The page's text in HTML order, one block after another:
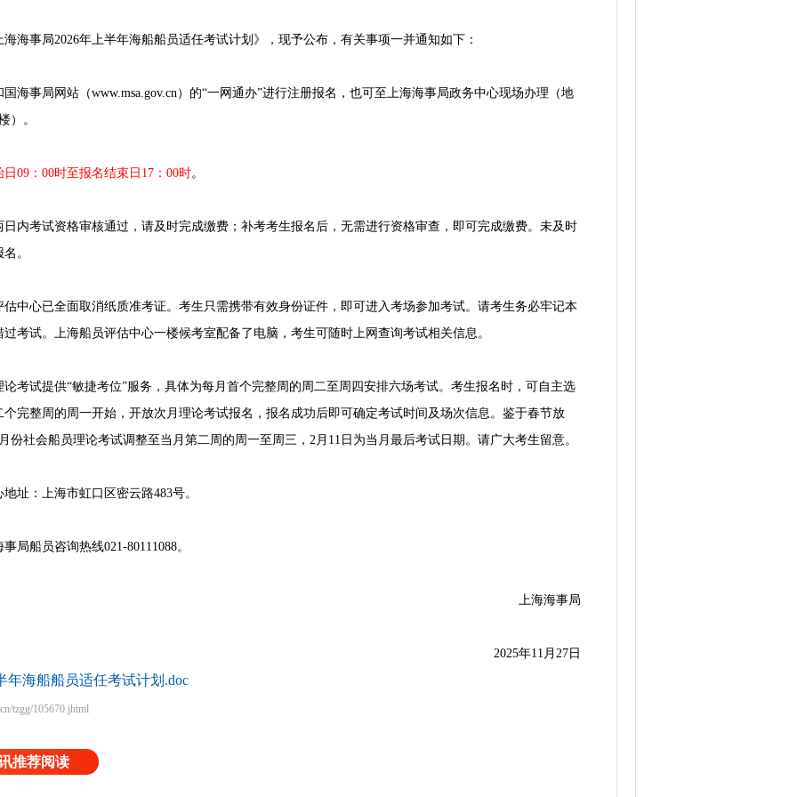
事局2026年上半年海船船员适任考试计划》，现予公布，有关事项一并通知如下：
事局网站（www.msa.gov.cn）的“一网通办”进行注册报名，也可至上海海事局政务中心现场办理（地
）。
日09：00时至报名结束日17：00时。
考试资格审核通过，请及时完成缴费；补考考生报名后，无需进行资格审查，即可完成缴费。未及时
。
心已全面取消纸质准考证。考生只需携带有效身份证件，即可进入考场参加考试。请考生务必牢记本
考试。上海船员评估中心一楼候考室配备了电脑，考生可随时上网查询考试相关信息。
试提供“敏捷考位”服务，具体为每月首个完整周的周二至周四安排六场考试。考生报名时，可自主选
完整周的周一开始，开放次月理论考试报名，报名成功后即可确定考试时间及场次信息。鉴于春节放
份社会船员理论考试调整至当月第二周的周一至周三，2月11日为当月最后考试日期。请广大考生留意。
：上海市虹口区密云路483号。
船员咨询热线021-80111088。
上海海事局
2025年11月27日
年海船船员适任考试计划.doc
tzgg/105670.jhtml
推荐阅读